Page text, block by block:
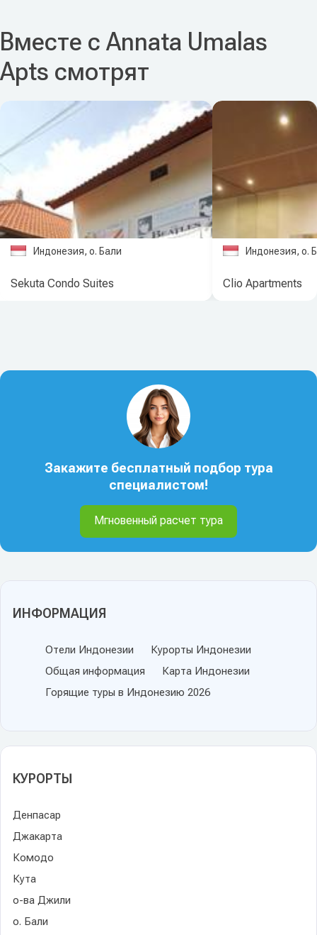
ИНФОРМАЦИЯ
Отели Индонезии
Курорты Индонезии
Общая информация
Карта Индонезии
Горящие туры в Индонезию 2026
КУРОРТЫ
Денпасар
Джакарта
Комодо
Кута
о-ва Джили
о. Бали
Вместе с Annata Umalas
Apts смотрят
Индонезия, о. Бали
Sekuta Condo Suites
Индонезия, о.
Clio Apartments
Закажите бесплатный подбор тура
специалистом!
Мгновенный расчет тура